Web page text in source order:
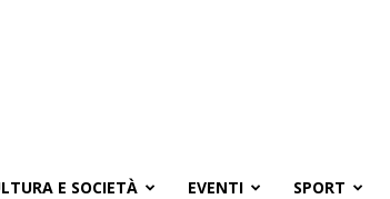
E SOCIETÀ EVENTI SPORT